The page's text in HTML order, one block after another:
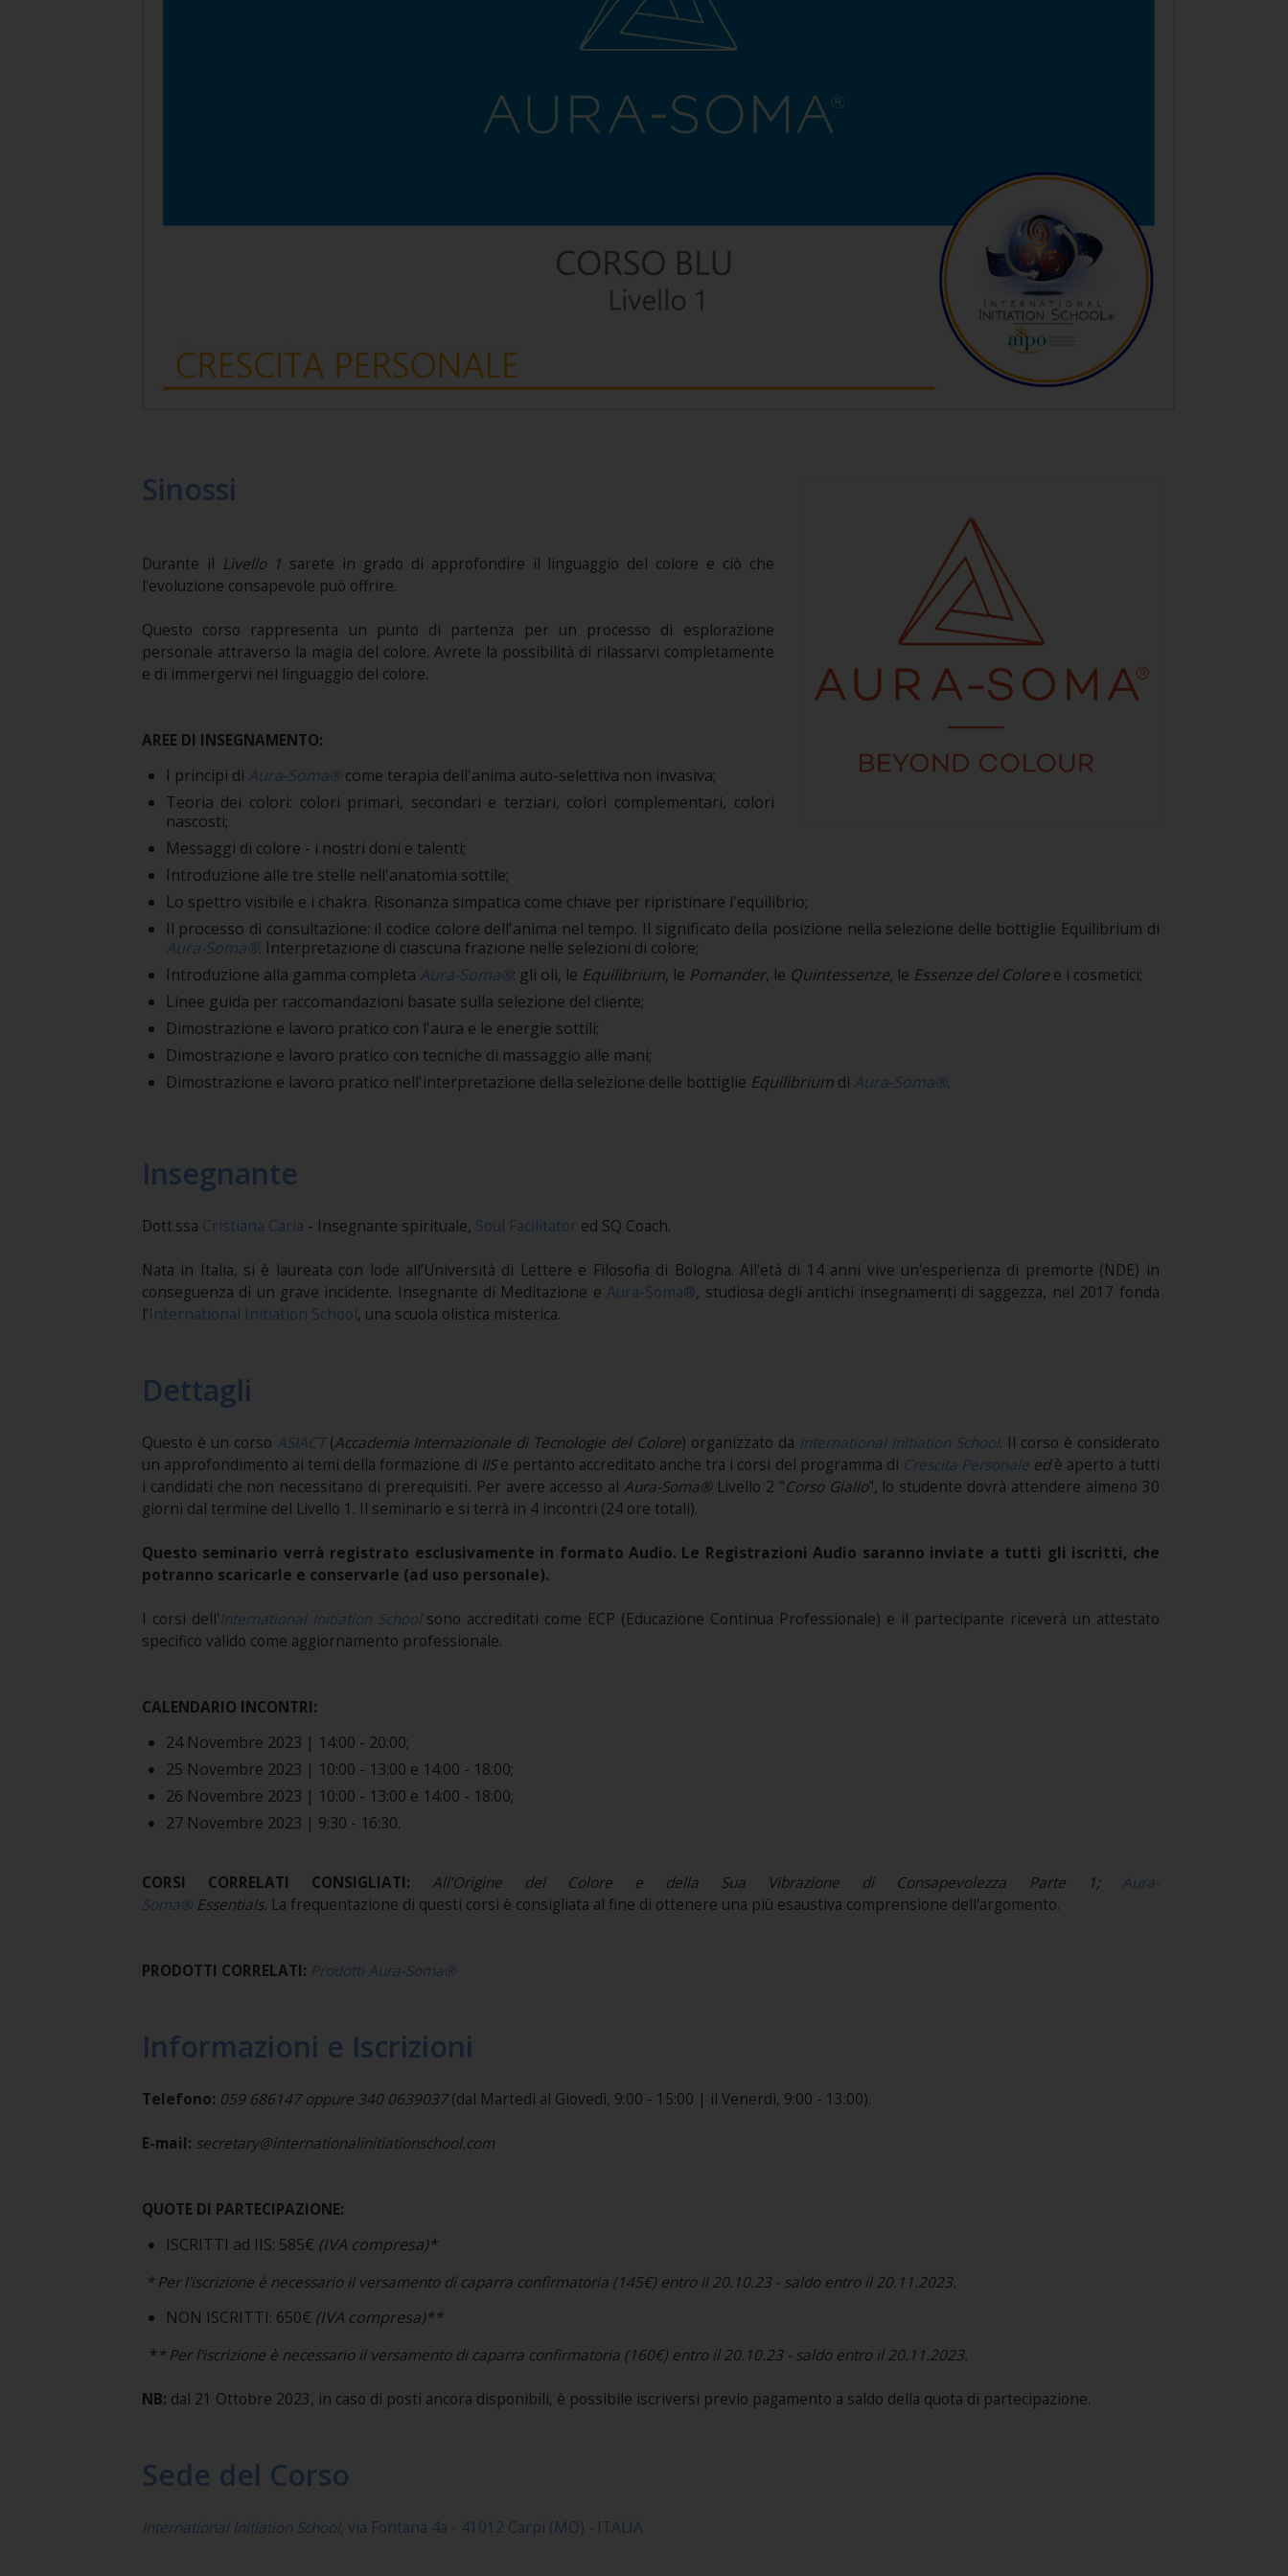
Sinossi
Durante il Livello 1 sarete in grado di approfondire il linguaggio del colore e ciò che
l'evoluzione consapevole può offrire.
Questo corso rappresenta un punto di partenza per un processo di esplorazione
personale attraverso la magia del colore. Avrete la possibilità di rilassarvi completamente
e di immergervi nel linguaggio del colore.
AREE DI INSEGNAMENTO:
I principi di Aura-Soma®come terapia dell'anima auto-selettiva non invasiva;
Teoria dei colori: colori primari, secondari e terziari, colori complementari, colori
nascosti;
Messaggi di colore - i nostri doni e talenti;
Introduzione alle tre stelle nell'anatomia sottile;
Lo spettro visibile e i chakra. Risonanza simpatica come chiave per ripristinare l'equilibrio;
Il processo di consultazione: il codice colore dell'anima nel tempo. Il significato della posizione nella selezione delle bottiglie Equilibrium di
Aura-Soma®. Interpretazione di ciascuna frazione nelle selezioni di colore;
Introduzione alla gamma completa Aura-Soma®: gli oli, le Equilibrium, le Pomander, le Quintessenze, le Essenze del Coloree i cosmetici;
Linee guida per raccomandazioni basate sulla selezione del cliente;
Dimostrazione e lavoro pratico con l'aura e le energie sottili;
Dimostrazione e lavoro pratico con tecniche di massaggio alle mani;
Dimostrazione e lavoro pratico nell'interpretazione della selezione delle bottiglie Equilibriumdi Aura-Soma®.
Insegnante
Dott.ssa Cristiana Caria - Insegnante spirituale, Soul Facilitator ed SQ Coach.
Nata in Italia, si è laureata con lode all’Università di Lettere e Filosofia di Bologna. All'età di 14 anni vive un'esperienza di premorte (NDE) in
conseguenza di un grave incidente. Insegnante di Meditazione eAura-Soma®, studiosa degli antichi insegnamenti di saggezza, nel 2017 fonda
l’International Initiation School, una scuola olistica misterica.
Dettagli
Questo è un corso ASIACT(Accademia Internazionale di Tecnologie del Colore) organizzato da International Initiation School. Il corso è considerato
un approfondimento ai temi della formazione di IISe pertanto accreditato anche tra i corsi del programma di Crescita Personale edè aperto a tutti
i candidati che non necessitano di prerequisiti. Per avere accesso alAura-Soma® Livello 2 "Corso Giallo", lo studente dovrà attendere almeno 30
giorni dal termine del Livello 1. Il seminario e si terrà in 4 incontri (24 ore totali).
Questo seminario verrà registrato esclusivamente in formato Audio. Le Registrazioni Audio saranno inviate a tutti gli iscritti, che
potranno scaricarle e conservarle (ad uso personale).
I corsi dell'International Initiation Schoolsono accreditati come ECP (Educazione Continua Professionale) e il partecipante riceverà un attestato
specifico valido come aggiornamento professionale.
CALENDARIO INCONTRI:
24 Novembre 2023 | 14:00 - 20:00;
25 Novembre 2023 | 10:00 - 13:00 e 14:00 - 18:00;
26 Novembre 2023 | 10:00 - 13:00 e 14:00 - 18:00;
27 Novembre 2023 | 9:30 - 16:30.
CORSI CORRELATI CONSIGLIATI: All’Origine del Colore e della Sua Vibrazione di Consapevolezza Parte 1; Aura-
Soma® Essentials. La frequentazione di questi corsi è consigliata al fine di ottenere una più esaustiva comprensione dell'argomento.
PRODOTTI CORRELATI: Prodotti Aura-Soma®
Informazioni e Iscrizioni
Telefono: 059 686147 oppure 340 0639037(dal Martedì al Giovedì, 9:00 - 15:00 | il Venerdì, 9:00 - 13:00).​​​​​​​
E-mail: secretary@internationalinitiationschool.com
QUOTE DI PARTECIPAZIONE:
ISCRITTI ad IIS: 585€ (IVA compresa)*
* Per l'iscrizione è necessario il versamento di caparra confirmatoria (145€) entro il 20.10.23 - saldo entro il 20.11.2023.
NON ISCRITTI: 650€ (IVA compresa)**
** Per l'iscrizione è necessario il versamento di caparra confirmatoria (160€) entro il 20.10.23 - saldo entro il 20.11.2023.
NB: dal 21 Ottobre 2023, in caso di posti ancora disponibili, è possibile iscriversi previo pagamento a saldo della quota di partecipazione.
Sede del Corso
International Initiation School, via Fontana 4a - 41012 Carpi (MO) ITALIA